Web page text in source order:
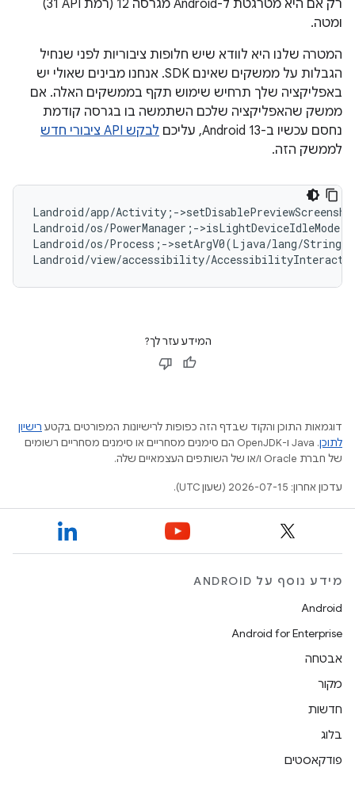
רק אם היא מטרגטת ל-Android מגרסה 12 (רמת API ‏31)
ומטה.
המטרה שלנו היא לוודא שיש חלופות ציבוריות לפני שנחיל
הגבלות על ממשקים שאינם SDK. אנחנו מבינים שאולי יש
באפליקציה שלך תרחיש שימוש תקף בממשקים האלה. אם
ממשק שהאפליקציה שלכם השתמשה בו בגרסה קודמת
נחסם עכשיו ב-Android 13, עליכם
לבקש API ציבורי חדש
לממשק הזה.
Landroid/app/Activity;-
Landroid/os/PowerManager;-
Landroid/os/Process;->setArgV0(Ljava/lang/
Landroid/view/accessibility/
המידע עזר לך?
דוגמאות התוכן והקוד שבדף הזה כפופות לרישיונות המפורטים בקטע רישיון
לתוכן
.‏ Java ו-OpenJDK הם סימנים מסחריים או סימנים מסחריים רשומים
של חברת Oracle ו/או של השותפים העצמאיים שלה.
עדכון אחרון: 2026-07-15 (שעון UTC).
מידע נוסף על ANDROID
Android
Android for Enterprise
אבטחה
מקור
חדשות
בלוג
פודקאסטים